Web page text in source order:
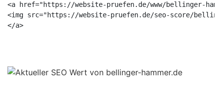
<a href="https://website-pruefen.de/www/bellinger-
<img src="https://website-pruefen.de/seo-score/